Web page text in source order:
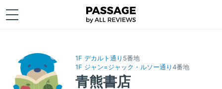
1F デカルト通り 5番地
1F ジャン=ジャック・ルソー通り4番地
青熊書店